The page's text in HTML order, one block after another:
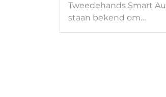
Tweedehands Smart
staan bekend om…